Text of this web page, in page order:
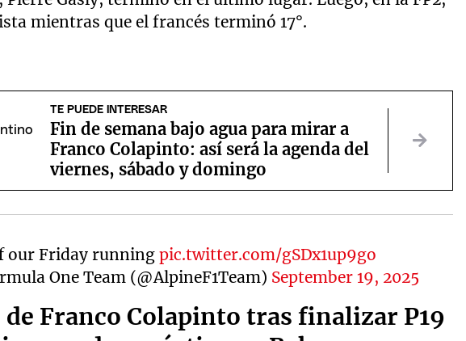
mientras que el francés terminó 17°.
TE PUEDE INTERESAR
Fin de semana bajo agua para mirar a
Franco Colapinto: así será la agenda del
viernes, sábado y domingo
our Friday running pic.twitter.com/gSDx1up9go
One Team (@AlpineF1Team) September 19, 2025
Franco Colapinto tras finalizar P19